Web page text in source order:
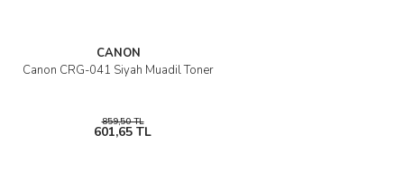
CANON
Canon CRG-041 Siyah Muadil Toner
859,50 TL
601,65 TL